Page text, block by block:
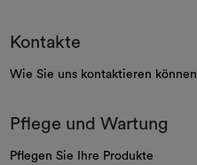
Kontakte
Wie Sie uns kontaktieren können
Pflege und Wartung
Pflegen Sie Ihre Produkte